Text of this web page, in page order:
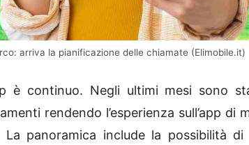
arriva la pianificazione delle chiamate (Elimobile.it)
è continuo. Negli ultimi mesi sono
rendendo l’esperienza sull’app di
panoramica include la possibilità di